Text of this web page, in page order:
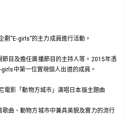
“E-girls”的主力成員進行活動。
目及擔任廣播節目的主持人等。2015年憑
中第一位實現個人出道的成員。
電影「動物方城市」演唱日本版主題曲
曲、動物方城市中兼具美貌及實力的流行